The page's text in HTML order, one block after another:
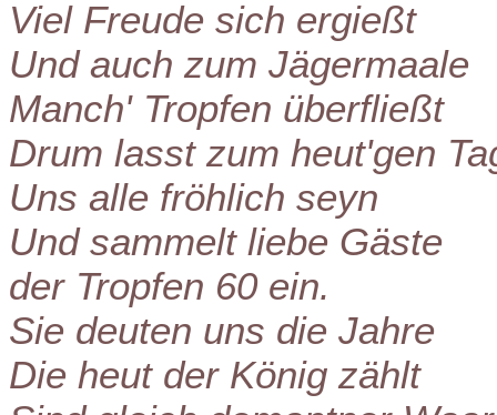
Viel Freude sich ergießt
Und auch zum Jägermaale
Manch' Tropfen überfließt
Drum lasst zum heut'gen
Uns alle fröhlich seyn
Und sammelt liebe Gäste
der Tropfen 60 ein.
Sie deuten uns die Jahre
Die heut der König zählt